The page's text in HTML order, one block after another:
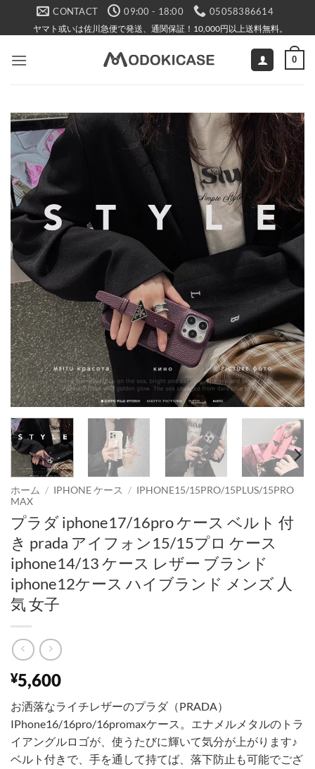
CONTACT 09:00 - 18:00 05058386614
ヤマト或いは佐川急便で発送、通関保証！10,000円以上送料無料。
0
ホーム / IPHONE ケース / IPHONE15/15PRO/15PLUS/15PRO
MAX
プラダ iphone17/16pro ケース ベルト 付
き prada アイフォン15/15プロ ケース
iphone14/13 ケース レザー ブランド
iphone12ケース ハイブランド メンズ 人
気 女子
¥5,600
お洒落なライチレザーのプラダ（PRADA）
IPhone16/16pro/16promaxケース。エナメルメタルのトラ
イアングルロゴが、使うたびに輝いて気分が上がります♪
ベルト付きで、手を通して持てば、落下防止も可能でござ